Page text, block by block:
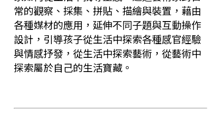
常的觀察、採集、拼貼、描繪與裝置，藉由
各種媒材的應用，延伸不同子題與互動操作
設計，引導孩子從生活中探索各種感官經驗
與情感抒發，從生活中探索藝術，從藝術中
探索屬於自己的生活寶藏。